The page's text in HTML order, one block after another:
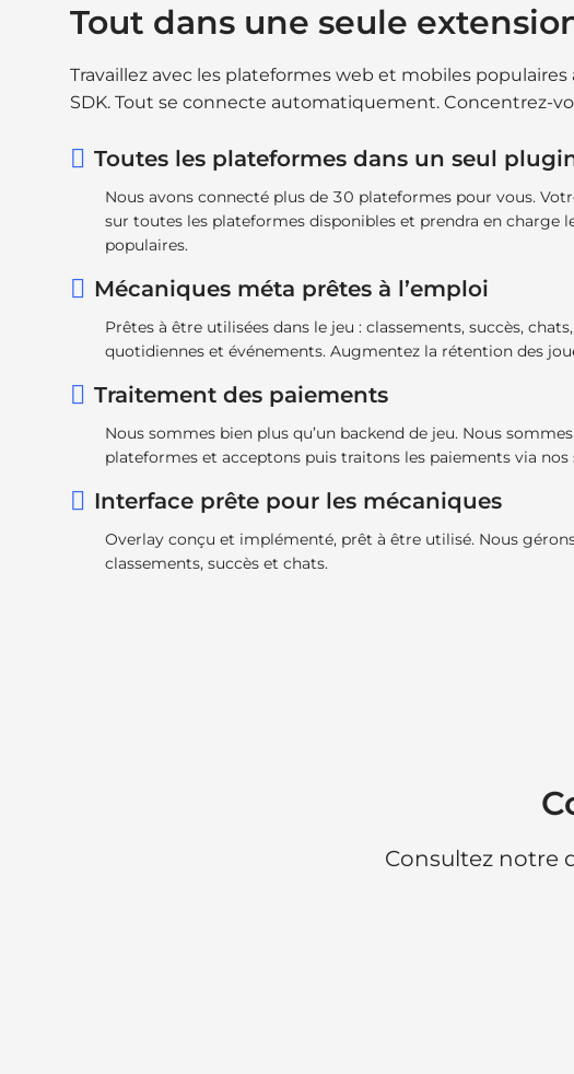
Tout dans une seule
Travaillez avec les plateformes web et mobiles populaires
SDK. Tout se connecte automatiquement. Concentrez-
Toutes les plateformes dans un seul
Nous avons connecté plus de 30 plateformes pour vous.
sur toutes les plateformes disponibles et prendra en charge
populaires.
Mécaniques méta prêtes à l’emploi
Prêtes à être utilisées dans le jeu : classements, succès,
quotidiennes et événements. Augmentez la rétention des
Traitement des paiements
Nous sommes bien plus qu’un backend de jeu. Nous
plateformes et acceptons puis traitons les paiements via nos
Interface prête pour les mécaniques
Overlay conçu et implémenté, prêt à être utilisé. Nous
classements, succès et chats.
Consultez notre